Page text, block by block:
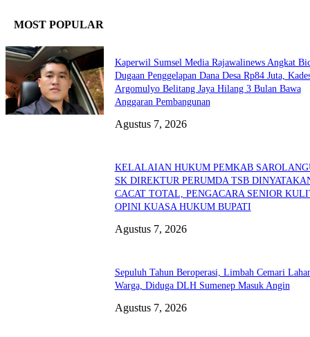
MOST POPULAR
Kaperwil Sumsel Media Rajawalinews Angkat
Dugaan Penggelapan Dana Desa Rp84 Juta,
Argomulyo Belitang Jaya Hilang 3 Bulan Bawa
Anggaran Pembangunan
Agustus 7, 2026
KELALAIAN HUKUM PEMKAB
SK DIREKTUR PERUMDA TSB
CACAT TOTAL, PENGACARA SENIOR
OPINI KUASA HUKUM BUPATI
Agustus 7, 2026
Sepuluh Tahun Beroperasi, Limbah Cemari
Warga, Diduga DLH Sumenep Masuk Angin
Agustus 7, 2026